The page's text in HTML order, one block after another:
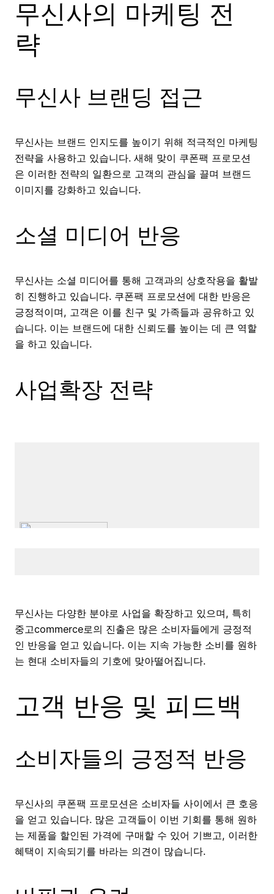
무신사의 마케팅 전
략
무신사 브랜딩 접근
무신사는 브랜드 인지도를 높이기 위해 적극적인 마케팅
전략을 사용하고 있습니다. 새해 맞이 쿠폰팩 프로모션
은 이러한 전략의 일환으로 고객의 관심을 끌며 브랜드
이미지를 강화하고 있습니다.
소셜 미디어 반응
무신사는 소셜 미디어를 통해 고객과의 상호작용을 활발
히 진행하고 있습니다. 쿠폰팩 프로모션에 대한 반응은
긍정적이며, 고객은 이를 친구 및 가족들과 공유하고 있
습니다. 이는 브랜드에 대한 신뢰도를 높이는 데 큰 역할
을 하고 있습니다.
사업확장 전략
무신사는 다양한 분야로 사업을 확장하고 있으며, 특히
중고commerce로의 진출은 많은 소비자들에게 긍정적
인 반응을 얻고 있습니다. 이는 지속 가능한 소비를 원하
는 현대 소비자들의 기호에 맞아떨어집니다.
고객 반응 및 피드백
소비자들의 긍정적 반응
무신사의 쿠폰팩 프로모션은 소비자들 사이에서 큰 호응
을 얻고 있습니다. 많은 고객들이 이번 기회를 통해 원하
는 제품을 할인된 가격에 구매할 수 있어 기쁘고, 이러한
혜택이 지속되기를 바라는 의견이 많습니다.